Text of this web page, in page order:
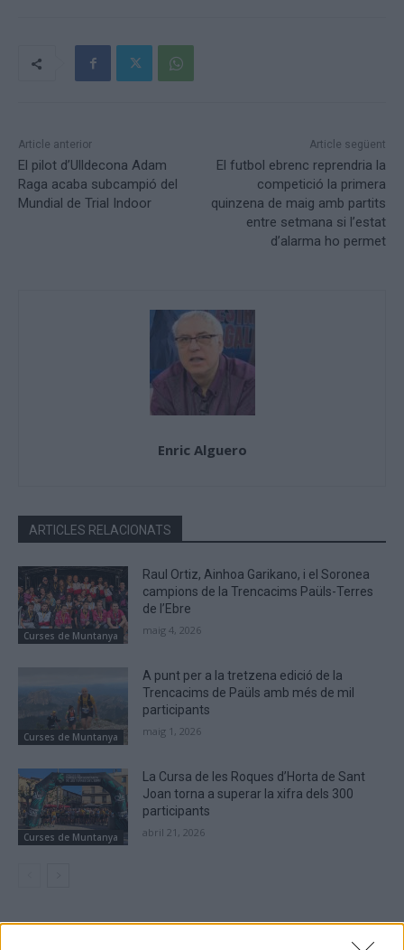
Article anterior
El pilot d’Ulldecona Adam
Raga acaba subcampió del
Mundial de Trial Indoor
Article següent
El futbol ebrenc reprendria la
competició la primera
quinzena de maig amb partits
entre setmana si l’estat
d’alarma ho permet
Enric Alguero
ARTICLES RELACIONATS
Curses de Muntanya
Raul Ortiz, Ainhoa Garikano, i el Soronea
campions de la Trencacims Paüls-Terres
de l’Ebre
maig 4, 2026
Curses de Muntanya
A punt per a la tretzena edició de la
Trencacims de Paüls amb més de mil
participants
maig 1, 2026
Curses de Muntanya
La Cursa de les Roques d’Horta de Sant
Joan torna a superar la xifra dels 300
participants
abril 21, 2026